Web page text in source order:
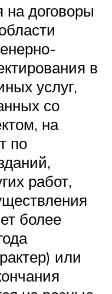
на договоры
в
услуг,
со
на
по
работ,
более
или